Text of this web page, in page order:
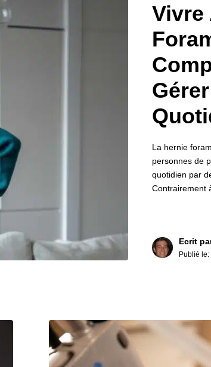
Vivre
La hernie
personnes de
quotidien par
Contrairement
Ecrit
Publié le: